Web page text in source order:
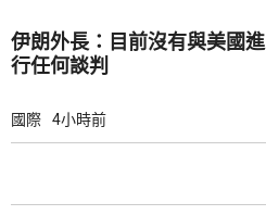
伊朗外長：目前沒有與美國進
行任何談判
國際 4小時前